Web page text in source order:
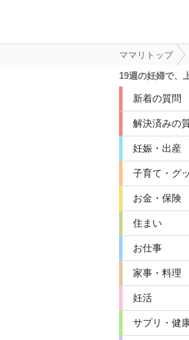
ママリトップ
19週の妊婦で、
新着の質問
解決済みの
妊娠・出産
子育て・グ
お金・保険
住まい
お仕事
家事・料理
妊活
サプリ・健